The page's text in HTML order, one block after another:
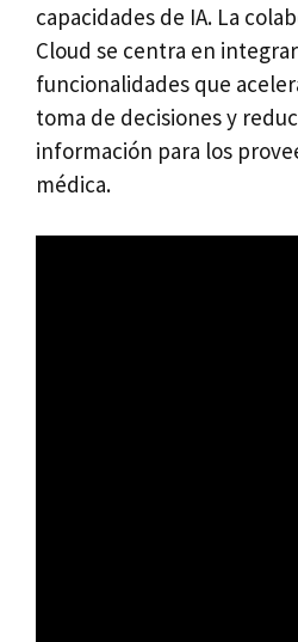
capacidades de IA. La
Cloud se centra en
funcionalidades que
toma de decisiones y
información para los
médica.